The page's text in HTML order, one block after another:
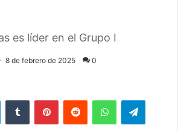
es líder en el Grupo I
8 de febrero de 2025 0